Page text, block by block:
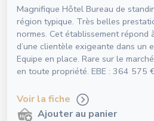
Magnifique Hôtel Bureau de
région typique. Très belles
normes. Cet établissement répond
d’une clientèle exigeante dans un
Equipe en place. Rare sur le
en toute propriété. EBE : 364 575
Voir la fiche
Ajouter au panier